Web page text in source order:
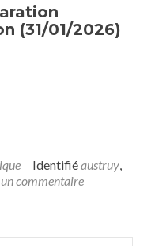
(31/01/2026)
Identifiéaustruy,
commentaire